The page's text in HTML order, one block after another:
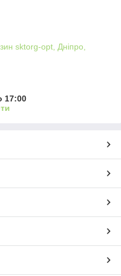
sktorg-opt, Дніпро,
17:00